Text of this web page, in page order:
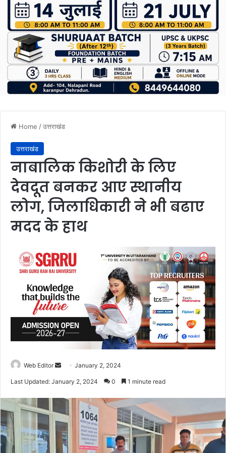
Home /उत्तराखंड
उत्तराखंड
नाबालिक किशोरी के लिए
देवदूत बनकर आए स्थानीय
लोग, जिलाधिकारी ने भी बढाए
मदद के हाथ
Web Editor
a
e
m
January 2, 2024
Last Updated: January 2, 2024 0 1 minute read